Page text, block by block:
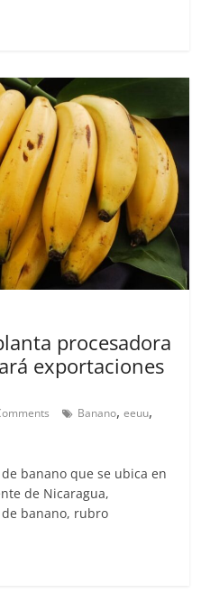
procesadora
exportaciones
Banano,eeuu,
banano que se ubica en
de Nicaragua,
banano, rubro